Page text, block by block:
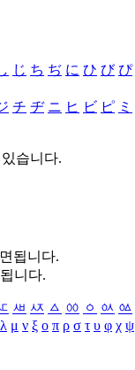
じ ち ぢ に ひ び ぴ
チ ヂ ニ ヒ ビ ピ ミ
습니다.
됩니다.
니다.
ㅽ ㅾ ㅿ ㆀ ㆁ ㆂ ㆃ
λ μ ν ξ ο π ρ σ τ υ φ χ ψ